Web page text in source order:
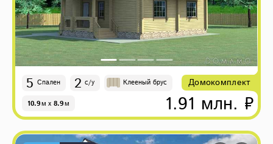
5 Спален 2 с/у Клееный брус
10.9м x 8.9м
Домокомплект
1.91 млн. ₽